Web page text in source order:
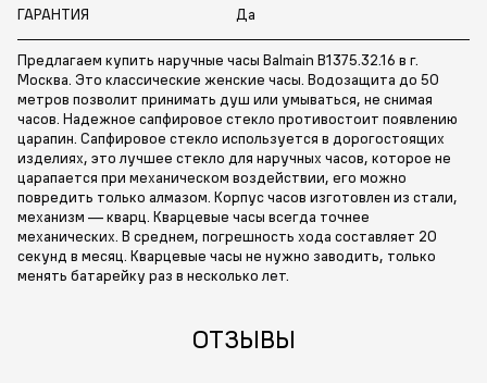
ГАРАНТИЯ Да
Предлагаем купить наручные часы Balmain B1375.32.16 в г.
Москва. Это классические женские часы. Водозащита до 50
метров позволит принимать душ или умываться, не снимая
часов. Надежное сапфировое стекло противостоит появлению
царапин. Сапфировое стекло используется в дорогостоящих
изделиях, это лучшее стекло для наручных часов, которое не
царапается при механическом воздействии, его можно
повредить только алмазом. Корпус часов изготовлен из стали,
механизм — кварц. Кварцевые часы всегда точнее
механических. В среднем, погрешность хода составляет 20
секунд в месяц. Кварцевые часы не нужно заводить, только
менять батарейку раз в несколько лет.
ОТЗЫВЫ